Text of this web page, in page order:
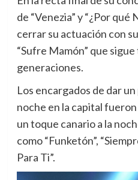
de “Venezia” y “¿Por qué
cerrar su actuación con
“Sufre Mamón” que
generaciones.
Los encargados de dar
noche en la capital
un toque canario a la
como “Funketón”,
Para Ti”.